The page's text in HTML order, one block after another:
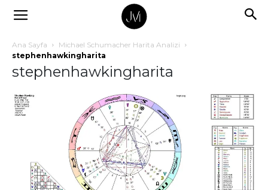
Ana Sayfa
Michael Schumacher Harita Analizi
stephenhawkingharita
stephenhawkingharita